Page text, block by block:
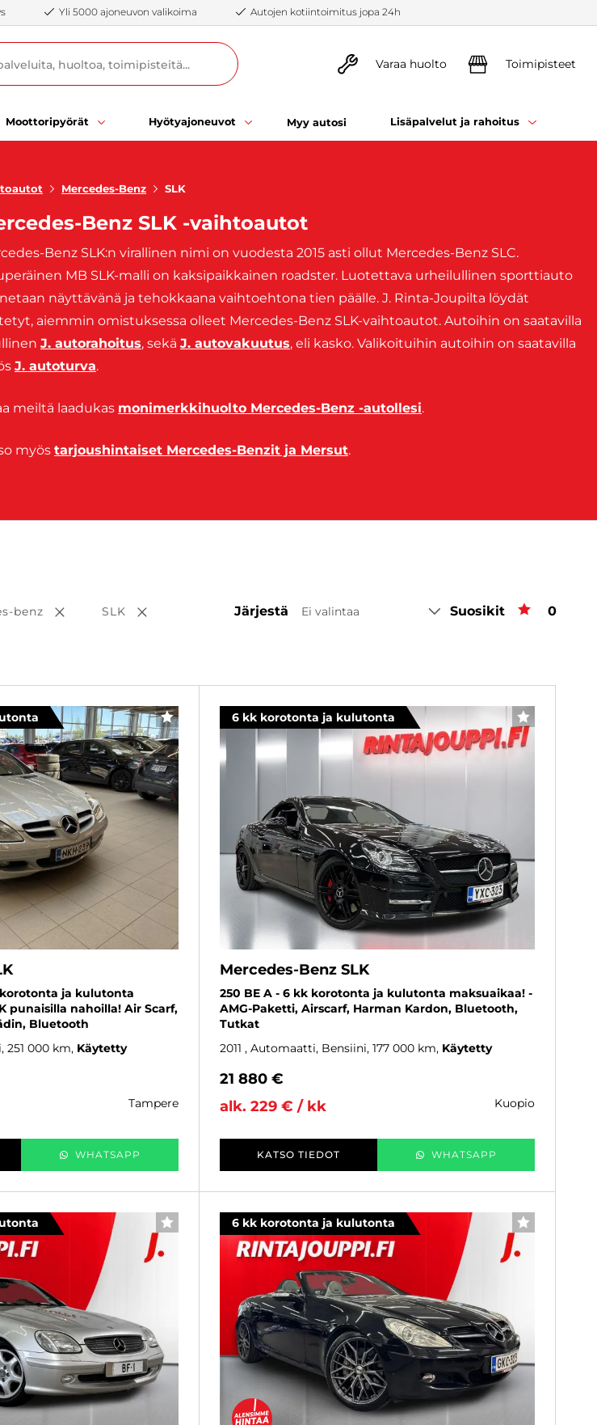
Yli 5000 ajoneuvon valikoima Autojen kotiintoimitus jopa 24h
Varaa huolto Toimipisteet
Moottoripyörät Hyötyajoneuvot Myy autosi Lisäpalvelut ja rahoitus
Mercedes-Benz SLK
Benz SLK -vaihtoautot
Benz SLK:n virallinen nimi on vuodesta 2015 asti ollut Mercedes-Benz SLC.
MB SLK-malli on kaksipaikkainen roadster. Luotettava urheilullinen sporttiauto
näyttävänä ja tehokkaana vaihtoehtona tien päälle. J. Rinta-Joupilta löydät
aiemmin omistuksessa olleet Mercedes-Benz SLK-vaihtoautot. Autoihin on saatavilla
J. autorahoitus, sekä J. autovakuutus, eli kasko. Valikoituihin autoihin on saatavilla
J. autoturva.
meiltä laadukas monimerkkihuolto Mercedes-Benz -autollesi.
myös tarjoushintaiset Mercedes-Benzit ja Mersut.
benz Poista valinta
SLK Poista valinta Järjestä Ei valintaa Suosikit 0
SUOSIKKI
ja kulutonta
punaisilla nahoilla! Air Scarf,
Bluetooth
251 000 km Käytetty
tampere
WHATSAPP
6 kk korotonta ja kulutonta SUOSIKKI
Mercedes-Benz SLK
250 BE A - 6 kk korotonta ja kulutonta maksuaikaa! -
AMG-Paketti, Airscarf, Harman Kardon, Bluetooth,
Tutkat
2011 , Automaatti, Bensiini, 177 000 km Käytetty
21 880 €
alk. 229 € / kk
kuopio
KATSO TIEDOT WHATSAPP
SUOSIKKI 6 kk korotonta ja kulutonta SUOSIKKI